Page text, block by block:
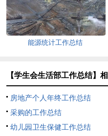
能源统计工作总结
【学生会生活部工作总结】
房地产个人年终工作总结
采购的工作总结
幼儿园卫生保健工作总结